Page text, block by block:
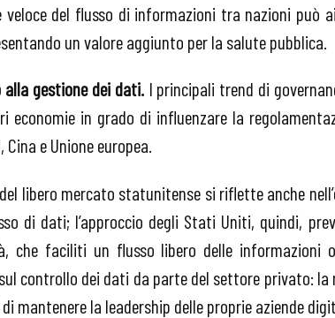
del flusso di informazioni tra nazioni può
un valore aggiunto per la salute pubblica.
alla gestione dei dati.I principali trend di
economie in grado di influenzare la
e Unione europea.
libero mercato statunitense si riflette anche
di dati; l’approccio degli Stati Uniti, quindi,
che faciliti un flusso libero delle informazioni
controllo dei dati da parte del settore privato: la
mantenere la leadership delle proprie aziende